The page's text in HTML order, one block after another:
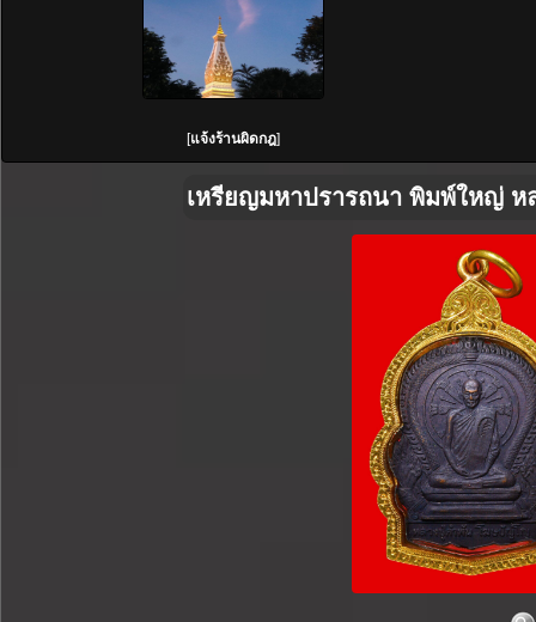
[แจ้งร้านผิดกฎ]
เหรียญมหาปรารถนา พิมพ์ใหญ่